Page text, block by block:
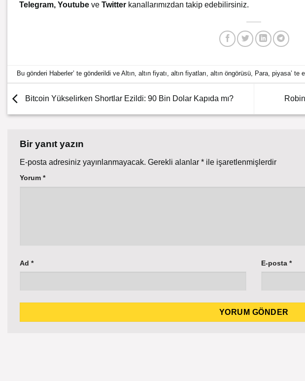
Telegram, Youtube ve Twitter kanallarımızdan takip edebilirsiniz.
Bu gönderi Haberler’ te gönderildi veAltın,altın fiyatı,altın fiyatları,altın öngörüsü, Para,piyasa’ te
Bitcoin Yükselirken Shortlar Ezildi: 90 Bin Dolar Kapıda mı?
Bir yanıt yazın
E-posta adresiniz yayınlanmayacak. Gerekli alanlar * ile işaretlenmişlerdir
Yorum *
Ad * E-posta*